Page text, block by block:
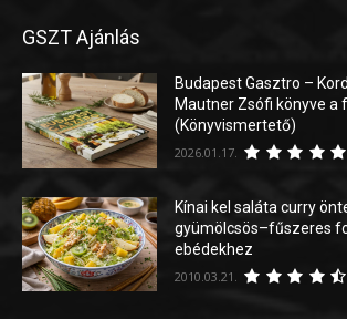
GSZT Ajánlás
Budapest Gasztro –
Mautner Zsófi könyve a
(Könyvismertető)
2026.01.17.
Kínai kel saláta curry
gyümölcsös–fűszeres
ebédekhez
2010.03.21.